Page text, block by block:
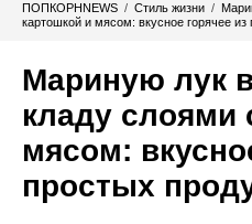
ПОПКОРНNEWS / Стиль жизни /
картошкой и мясом: вкусное горячее из
Мариную лук
кладу слоями
мясом:
простых